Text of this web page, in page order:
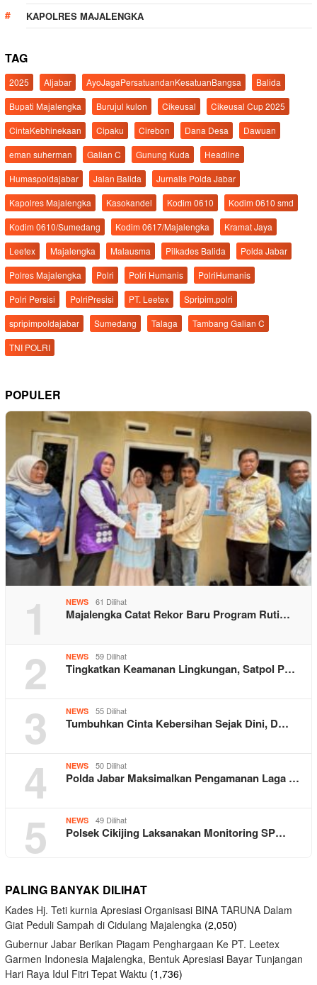
KAPOLRES MAJALENGKA
TAG
2025 Aljabar AyoJagaPersatuandanKesatuanBangsa
Balida
Bupati Majalengka
Burujul kulon Cikeusal
Cikeusal Cup 2025
CintaKebhinekaan
Cipaku Cirebon Dana Desa
Dawuan
eman suherman
Galian C Gunung Kuda
Headline
Humaspoldajabar
Jalan Balida
Jurnalis Polda Jabar
Kapolres Majalengka
Kasokandel Kodim 0610
Kodim 0610 smd
Kodim 0610/Sumedang
Kodim 0617/Majalengka
Kramat Jaya
Leetex
Majalengka Malausma Pilkades Balida
Polda Jabar
Polres Majalengka
Polri Polri Humanis
PolriHumanis
Polri Persisi
PolriPresisi PT. Leetex
Spripim.polri
spripimpoldajabar
Sumedang Talaga
Tambang Galian C
TNI POLRI
POPULER
1 NEWS 61 Dilihat
Majalengka Catat Rekor Baru Program Ruti…
2 NEWS 59 Dilihat
Tingkatkan Keamanan Lingkungan, Satpol P…
3 NEWS 55 Dilihat
Tumbuhkan Cinta Kebersihan Sejak Dini, D…
4 NEWS 50 Dilihat
Polda Jabar Maksimalkan Pengamanan Laga …
5 NEWS 49 Dilihat
Polsek Cikijing Laksanakan Monitoring SP…
PALING BANYAK DILIHAT
Kades Hj. Teti kurnia Apresiasi Organisasi BINA TARUNA Dalam
Giat Peduli Sampah di Cidulang Majalengka (2,050)
Gubernur Jabar Berikan Piagam Penghargaan Ke PT. Leetex
Garmen Indonesia Majalengka, Bentuk Apresiasi Bayar Tunjangan
Hari Raya Idul Fitri Tepat Waktu (1,736)